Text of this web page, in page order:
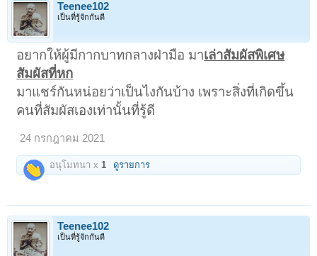
Teenee102
เป็นที่รู้จักกันดี
อยากให้ผู้มีกากบาทกลางฝ่ามือ มาเล่าสัมผัสพิเศษ
สัมผัสที่หก
มาแชร์กันหน่อยว่าเป็นไงกันบ้าง เพราะสิ่งที่เกิดขึ้น
คนที่สัมผัสเองเท่านั้นที่รู้ดี
24 กรกฎาคม 2021
อนุโมทนา x1 ดูรายการ
Teenee102
เป็นที่รู้จักกันดี